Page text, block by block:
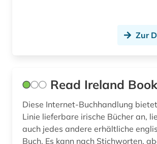
Zur
Read Ireland
Diese Internet-Buchhandlung
Linie lieferbare irische Bücher an,
auch jedes andere erhältliche
Buch. Es kann nach Stichworten,